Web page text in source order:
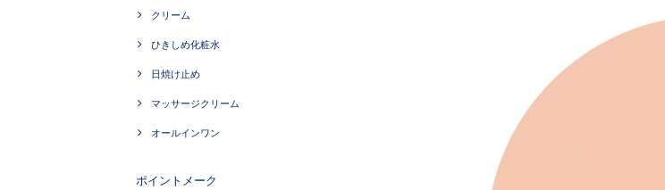
クリーム
ひきしめ化粧水
日焼け止め
マッサージクリーム
オールインワン
ポイントメーク